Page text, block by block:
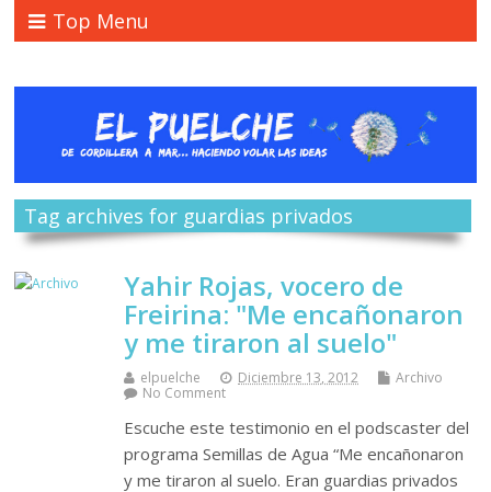
Top Menu
Tag archives for guardias privados
Yahir Rojas, vocero de
Freirina: "Me encañonaron
y me tiraron al suelo"
elpuelche Diciembre 13, 2012
Archivo
No Comment
Escuche este testimonio en el podscaster del
programa Semillas de Agua “Me encañonaron
y me tiraron al suelo. Eran guardias privados